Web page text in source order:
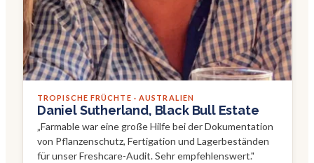
TROPISCHE FRÜCHTE · AUSTRALIEN
Daniel Sutherland, Black Bull Estate
„Farmable war eine große Hilfe bei der Dokumentation
von Pflanzenschutz, Fertigation und Lagerbeständen
für unser Freshcare-Audit. Sehr empfehlenswert."